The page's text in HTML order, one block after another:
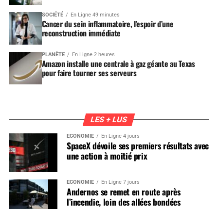
SOCIÉTÉ En Ligne 49 minutes
Cancer du sein inflammatoire, l’espoir d’une
reconstruction immédiate
PLANÈTE En Ligne 2 heures
Amazon installe une centrale à gaz géante au Texas
pour faire tourner ses serveurs
LES + LUS
ÉCONOMIE En Ligne 4 jours
SpaceX dévoile ses premiers résultats avec
une action à moitié prix
ÉCONOMIE En Ligne 7 jours
Andernos se remet en route après
l’incendie, loin des allées bondées